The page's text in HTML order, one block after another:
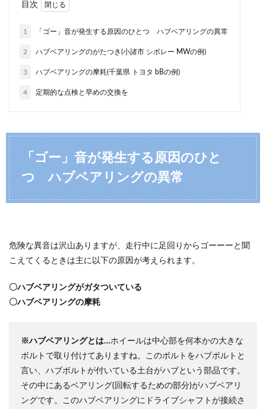
目次
1 「ゴー」音が発生する原因のひとつ ハブベアリングの異常
2 ハブベアリングのがたつき(小諸市 シボレー MWの例)
3 ハブベアリングの摩耗(千葉県 トヨタ bBの例)
4 定期的な点検と早めの交換を
「ゴー」音が発生する原因のひと
つ ハブベアリングの異常
危険な異音は沢山ありますが、走行中に足回りからゴーーーと聞
こえてくるときは主に以下の原因が考えられます。
〇ハブベアリングがガタついている
〇ハブベアリングの摩耗
※ハブベアリングとは…ホイールは中心部を何本かの大きな
ボルトで取り付けてありますね。このボルトをハブボルトと
言い、ハブボルトが付いている土台がハブという部品です。
その中にあるベアリング(回転するための部分)がハブベアリ
ングです。このハブベアリングにドライブシャフトが接続さ